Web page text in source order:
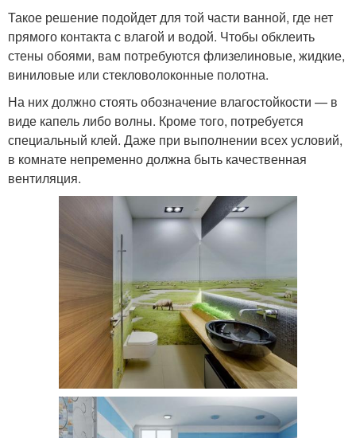
Такое решение подойдет для той части ванной, где нет
прямого контакта с влагой и водой. Чтобы обклеить
стены обоями, вам потребуются флизелиновые, жидкие,
виниловые или стекловолоконные полотна.
На них должно стоять обозначение влагостойкости — в
виде капель либо волны. Кроме того, потребуется
специальный клей. Даже при выполнении всех условий,
в комнате непременно должна быть качественная
вентиляция.